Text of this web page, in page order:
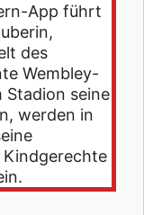
App führt
des
Wembley-
Stadion seine
werden in